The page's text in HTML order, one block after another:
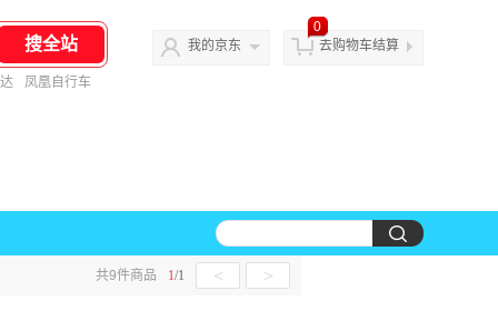
凤凰自行车
我的京东
0
去购物车结算
1/1 < >
共9件商品